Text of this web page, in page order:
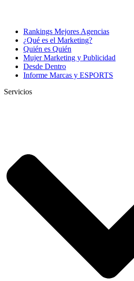
Rankings Mejores Agencias
¿Qué es el Marketing?
Quién es Quién
Mujer Marketing y Publicidad
Desde Dentro
Informe Marcas y ESPORTS
Servicios